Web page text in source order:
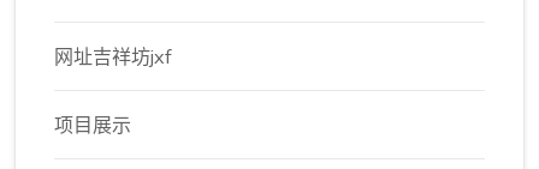
网址吉祥坊jxf
项目展示